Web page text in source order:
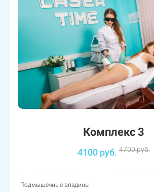
Комплекс 3
4100 руб. 4700 руб.
Подмышечные впадины